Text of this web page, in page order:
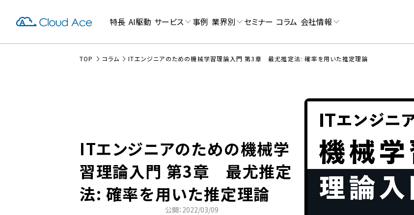
特長 AI駆動 サービス 事例 業界別 セミナー コラム 会社情報
TOP コラム ITエンジニアのための機械学習理論入門 第3章 最尤推定法: 確率を用いた推定理論
ITエンジニアのための機械学
習理論入門 第3章 最尤推定
法: 確率を用いた推定理論
公開：2022/03/09